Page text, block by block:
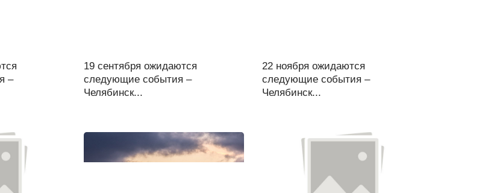
–
19 сентября ожидаются
следующие события –
Челябинск...
22 ноября ожидаются
следующие события –
Челябинск...